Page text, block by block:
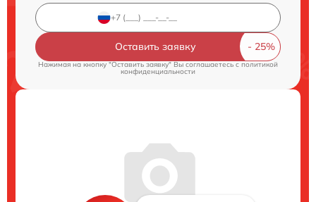
Оставить заявку
Нажимая на кнопку "Оставить заявку" Вы соглашаетесь cполитикой
конфиденциальности